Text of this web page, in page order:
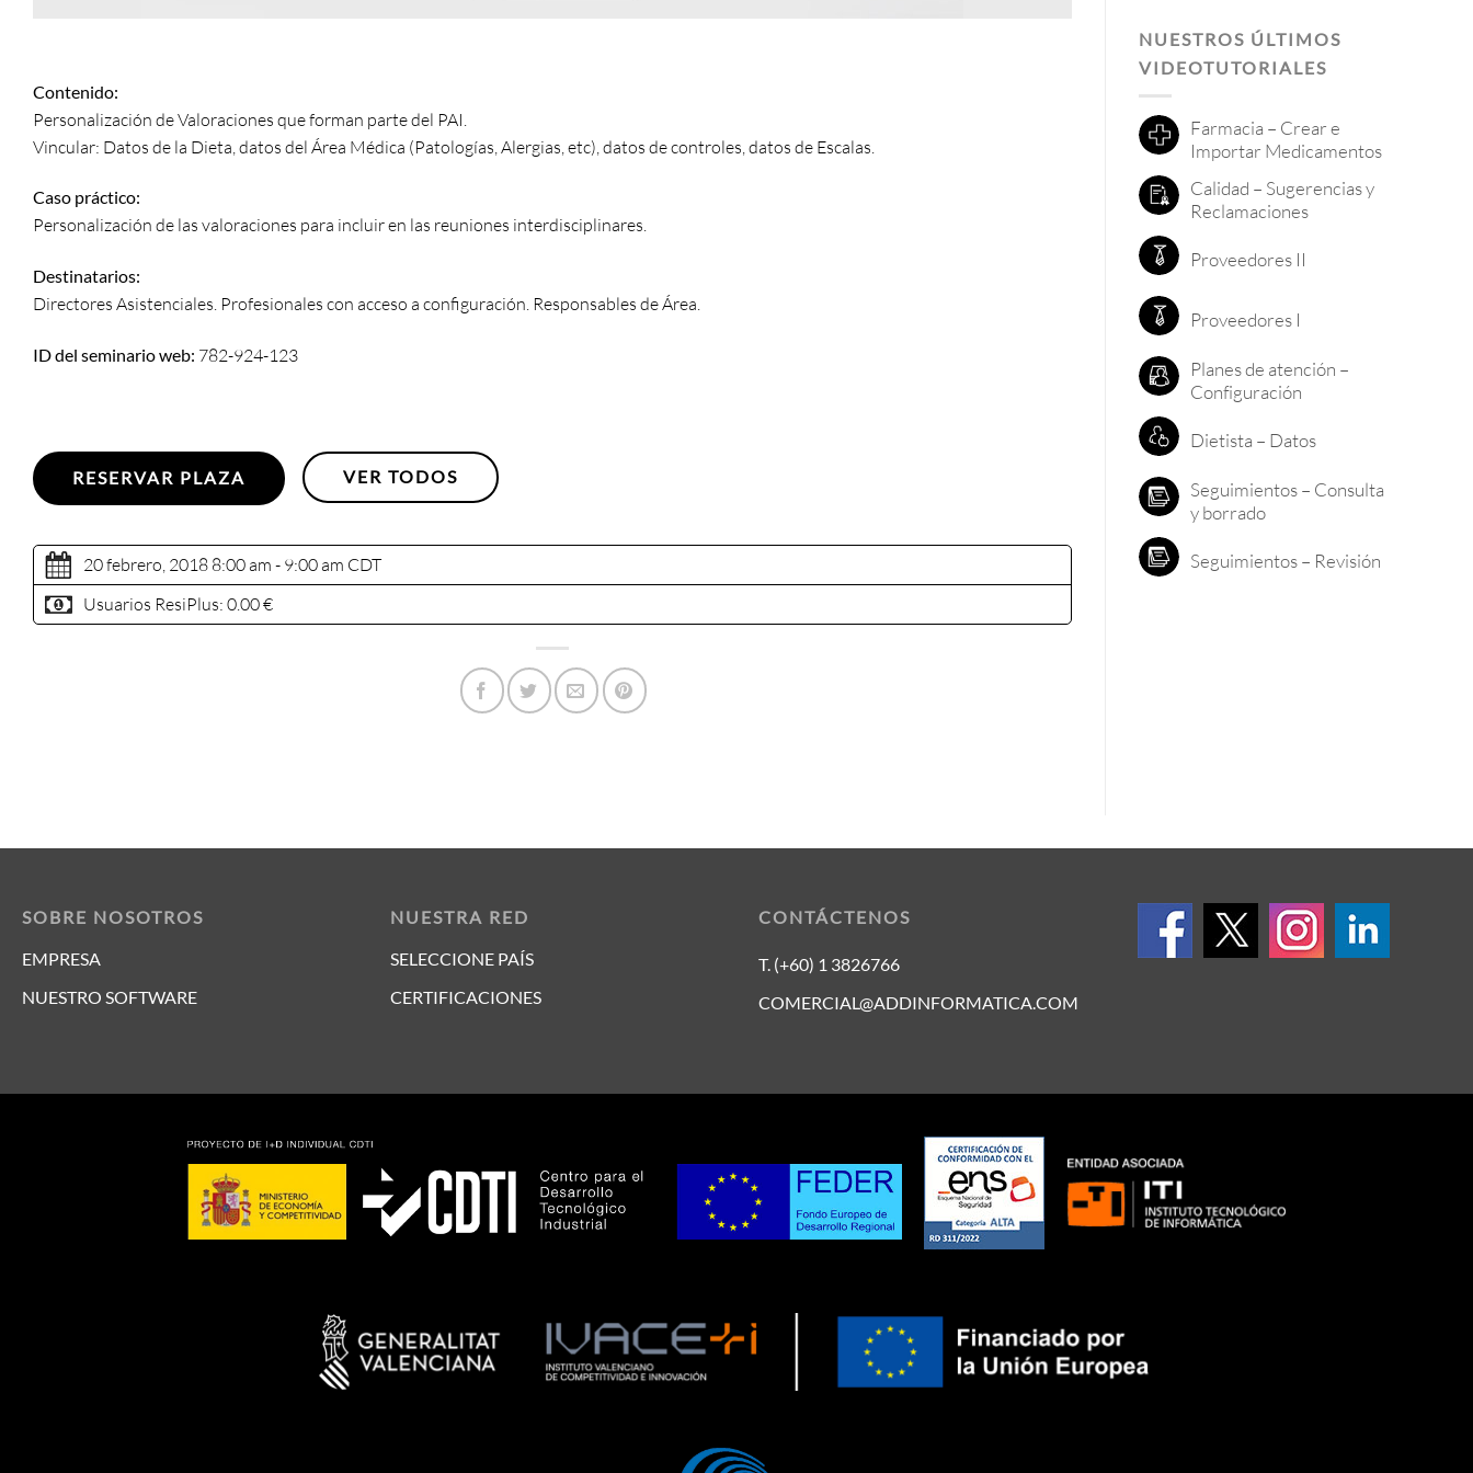
Contenido:
Personalización de Valoraciones que forman parte del PAI.
Vincular: Datos de la Dieta, datos del Área Médica (Patologías, Alergias, etc), datos de controles, datos de Escalas.
Caso práctico:
Personalización de las valoraciones para incluir en las reuniones interdisciplinares.
Destinatarios:
Directores Asistenciales. Profesionales con acceso a configuración. Responsables de Área.
ID del seminario web: 782-924-123
RESERVAR PLAZA VER TODOS
20 febrero, 2018 8:00 am - 9:00 am CDT
Usuarios ResiPlus: 0.00 €
NUESTROS ÚLTIMOS
VIDEOTUTORIALES
Farmacia – Crear e
Importar Medicamentos
Calidad – Sugerencias y
Reclamaciones
Proveedores II
Proveedores I
Planes de atención –
Configuración
Dietista – Datos
Seguimientos – Consulta
y borrado
Seguimientos – Revisión
SOBRE NOSOTROS
EMPRESA
NUESTRO SOFTWARE
NUESTRA RED
SELECCIONE PAÍS
CERTIFICACIONES
CONTÁCTENOS
T. (+60) 1 3826766
COMERCIAL@ADDINFORMATICA.COM